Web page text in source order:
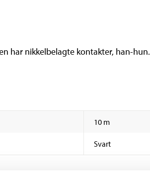
har nikkelbelagte kontakter, han-hun.
10 m
Svart